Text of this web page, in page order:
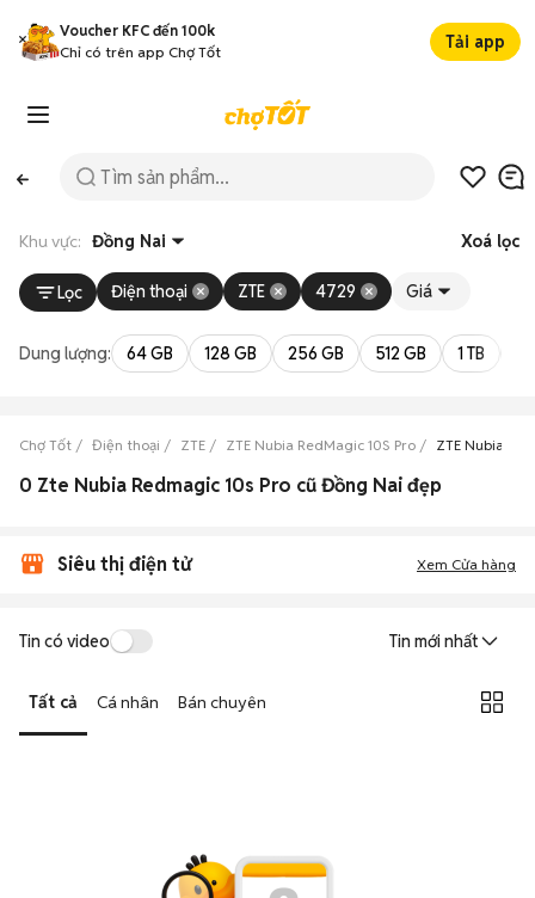
Voucher KFC đến 100k
Chỉ có trên app Chợ Tốt
Tải app
Khu vực: Đồng Nai Xoá lọc
Lọc Điện thoại ZTE 4729 Giá
Dung lượng: 64 GB 128 GB 256 GB 512 GB 1 TB
Chợ Tốt Điện thoại ZTE ZTE Nubia RedMagic 10S Pro ZTE Nubia
0 Zte Nubia Redmagic 10s Pro cũ Đồng Nai đẹp
Siêu thị điện tử Xem Cửa hàng
Tin có video Tin mới nhất
Tất cả Cá nhân Bán chuyên